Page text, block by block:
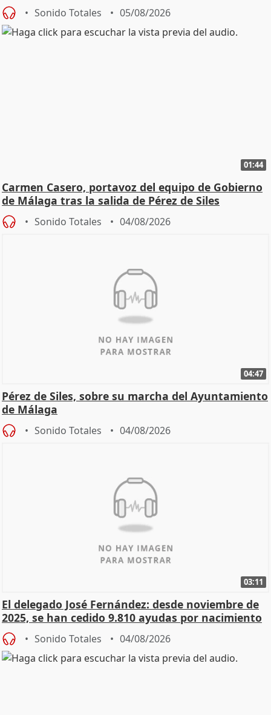
Sonido Totales 05/08/2026
01:44
Carmen Casero, portavoz del equipo de Gobierno
de Málaga tras la salida de Pérez de Siles
Sonido Totales 04/08/2026
04:47
Pérez de Siles, sobre su marcha del Ayuntamiento
de Málaga
Sonido Totales 04/08/2026
03:11
El delegado José Fernández: desde noviembre de
2025, se han cedido 9.810 ayudas por nacimiento
Sonido Totales 04/08/2026